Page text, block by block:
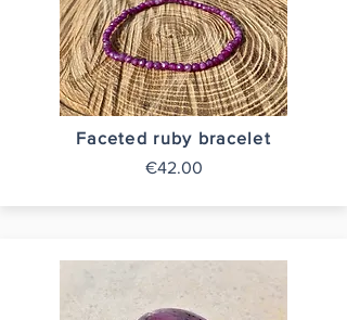
Faceted ruby bracelet
€42.00